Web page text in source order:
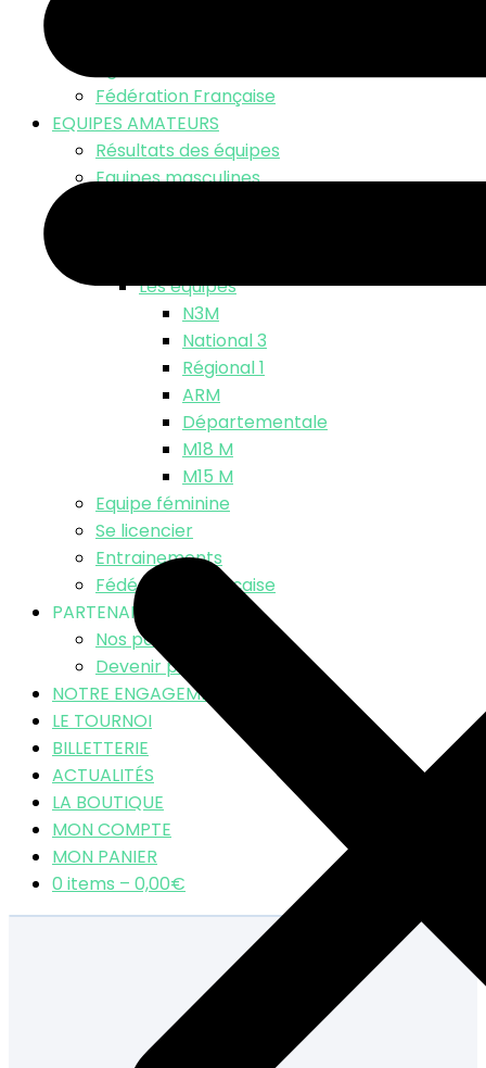
Fédération Française
EQUIPES AMATEURS
Résultats des équipes
Equipes masculines
Les équipes
N3M
National 3
Régional 1
ARM
Départementale
M18 M
M15 M
Equipe féminine
Se licencier
Entrainements
Fédération Française
PARTENAIRES
Nos partenaires
Devenir partenaire
NOTRE ENGAGEMENT RSE
LE TOURNOI
BILLETTERIE
ACTUALITÉS
LA BOUTIQUE
MON COMPTE
MON PANIER
0 items – 0,00€